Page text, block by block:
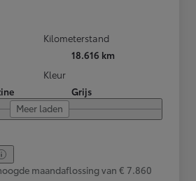
Kilometerstand
18.616 km
Kleur
Grijs
Meer laden
maandaflossing van € 7.860